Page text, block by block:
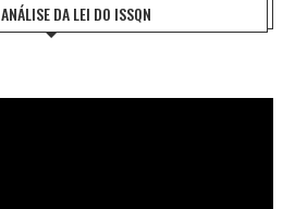
DA LEI DO ISSQN